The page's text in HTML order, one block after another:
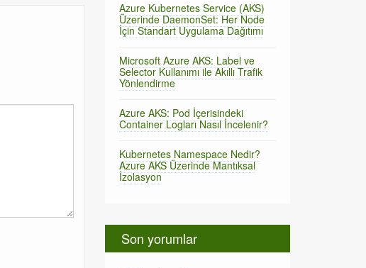
Azure Kubernetes Service (AKS)
Üzerinde DaemonSet: Her Node
İçin Standart Uygulama Dağıtımı
Microsoft Azure AKS: Label ve
Selector Kullanımı ile Akıllı Trafik
Yönlendirme
Azure AKS: Pod İçerisindeki
Container Logları Nasıl İncelenir?
Kubernetes Namespace Nedir?
Azure AKS Üzerinde Mantıksal
İzolasyon
Son yorumlar